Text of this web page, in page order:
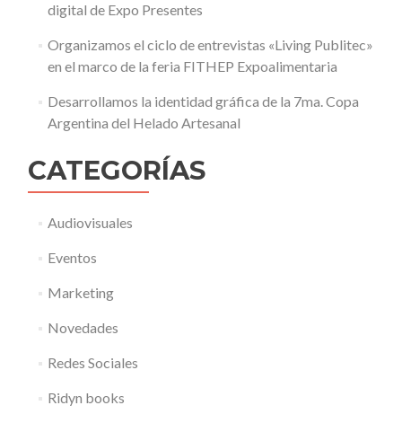
digital de Expo Presentes
Organizamos el ciclo de entrevistas «Living Publitec»
en el marco de la feria FITHEP Expoalimentaria
Desarrollamos la identidad gráfica de la 7ma. Copa
Argentina del Helado Artesanal
CATEGORÍAS
Audiovisuales
Eventos
Marketing
Novedades
Redes Sociales
Ridyn books